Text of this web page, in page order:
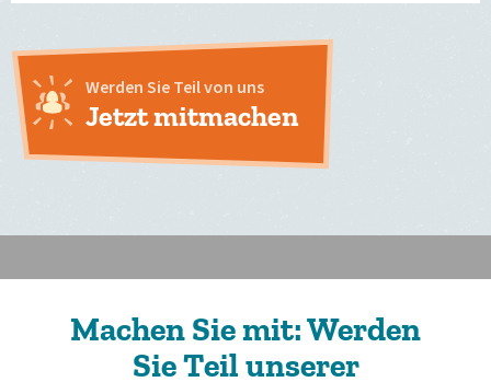
Werden Sie Teil von uns
Jetzt mitmachen
Machen Sie mit: Werden
Sie Teil unserer